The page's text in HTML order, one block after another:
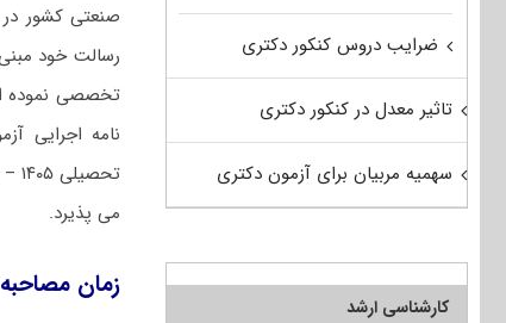
صنعتی کشور
تخصصی
نامه اجرایی آزمون
می پذیرد.
زمان مصاحبه
ضرایب دروس کنکور دکتری
تاثیر معدل در کنکور دکتری
سهمیه مربیان برای آزمون دکتری
کارشناسی ارشد